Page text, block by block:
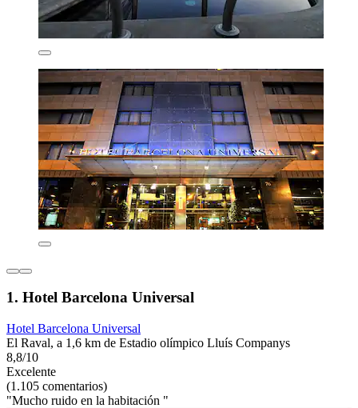
1. Hotel Barcelona Universal
Hotel Barcelona Universal
El Raval, a 1,6 km de Estadio olímpico Lluís Companys
8,8/10
Excelente
(1.105 comentarios)
"Mucho ruido en la habitación "